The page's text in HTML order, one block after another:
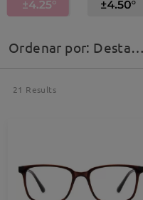
Ordenar por: Destacado
21 Results